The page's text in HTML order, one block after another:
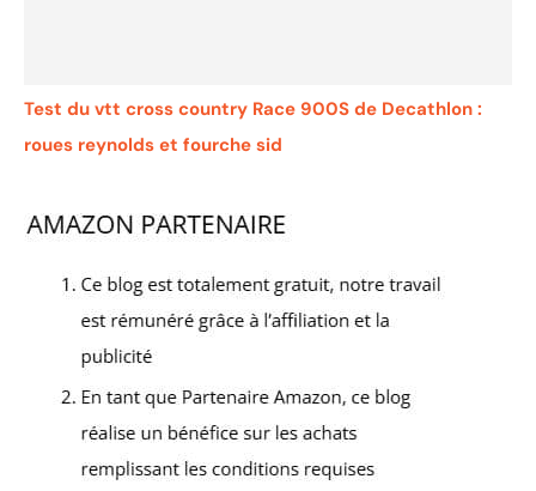
Test du vtt cross country Race 900S de Decathlon :
roues reynolds et fourche sid